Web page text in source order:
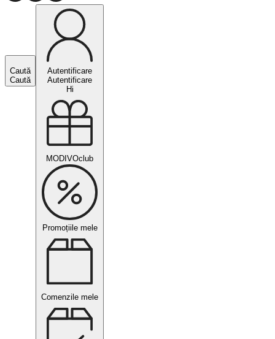
Caută
Caută
Autentificare
Autentificare
Hi
MODIVOclub
Promoțiile mele
Comenzile mele